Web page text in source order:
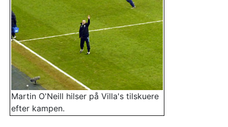
Martin O'Neill hilser på Villa's tilskuere
efter kampen.